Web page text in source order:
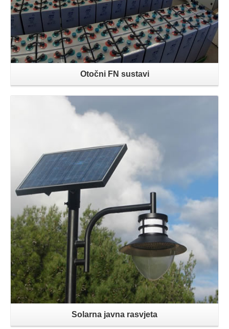
Otočni FN sustavi
Opširnije
Solarna javna rasvjeta